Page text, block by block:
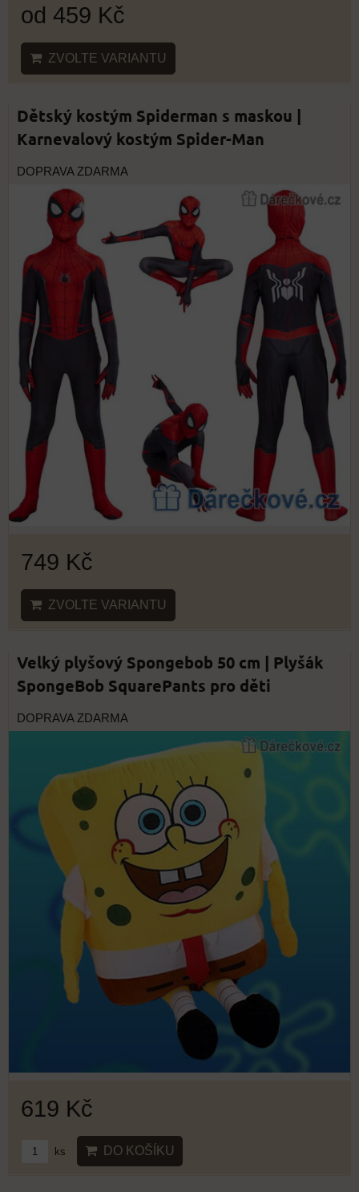
od 459 Kč
ZVOLTE VARIANTU
Dětský kostým Spiderman s maskou |
Karnevalový kostým Spider-Man
DOPRAVA ZDARMA
749 Kč
ZVOLTE VARIANTU
Velký plyšový Spongebob 50 cm | Plyšák
SpongeBob SquarePants pro děti
DOPRAVA ZDARMA
619 Kč
ks DO KOŠÍKU